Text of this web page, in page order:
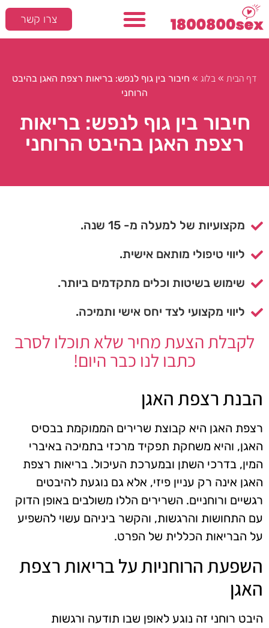
צרו קשר
דף הבית » בלוג » חיבור בין גוף לנפש: בריאות רצפת האגן בהיבט
הרוחני
חיבור בין גוף לנפש: בריאות
רצפת האגן בהיבט הרוחני
מקצועיות של למעלה מ- 15 שנה.
ליווי טיפולי מותאם אישית.
שימוש בשיטות וכלים מתקדמים ביותר.
ליווי מקצועי לצד יחס אישי ותמיכה.
לקבלת הצעת מחיר שלא תוכלו לסרב
כתבו לנו כבר היום!
הבנת רצפת האגן
רצפת האגן היא קבוצת שרירים הממוקמת בבסיס
האגן, והיא משחקת תפקיד מרכזי בתמיכה באיברי
המין, בדרכי השתן ובמערכת העיכול. בריאות רצפת
האגן אינה רק עניין פיזי, אלא גם נוגעת להיבטים
רגשיים ורוחניים. השרירים הללו משולבים באופן הדוק
עם התחושות והרגשות, והקשר ביניהם עשוי להשפיע
על הבריאות הכללית של הפרט.
השפעת הרוחניות על בריאות רצפת
האגן
היבט רוחני זה נוגע לאופן שבו תודעה ורגשות